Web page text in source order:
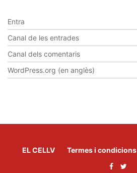
Entra
Canal de les entrades
Canal dels comentaris
WordPress.org (en anglès)
EL CELLV Termes i condicions